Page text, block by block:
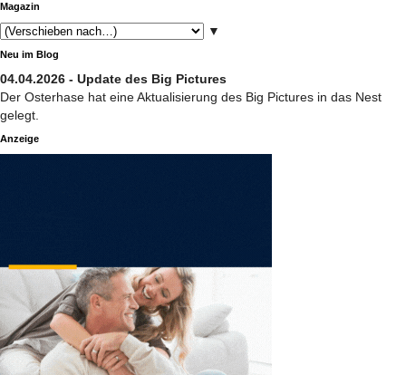
Magazin
▼
Neu im Blog
04.04.2026 - Update des Big Pictures
Der Osterhase hat eine Aktualisierung des Big Pictures in das Nest
gelegt.
Anzeige